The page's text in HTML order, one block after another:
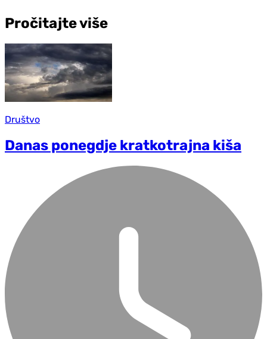
Pročitajte više
Društvo
Danas ponegdje kratkotrajna kiša